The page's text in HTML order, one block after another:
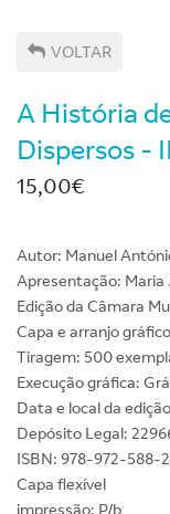
VOLTAR
A História
Dispersos - II
15,00€
Autor: Manuel
Apresentação: Maria
Edição da Câmara
Capa e arranjo
Tiragem: 500
Execução gráfica:
Data e local da
Depósito Legal:
ISBN: 978-972-588-
Capa flexível
impressão: P/b